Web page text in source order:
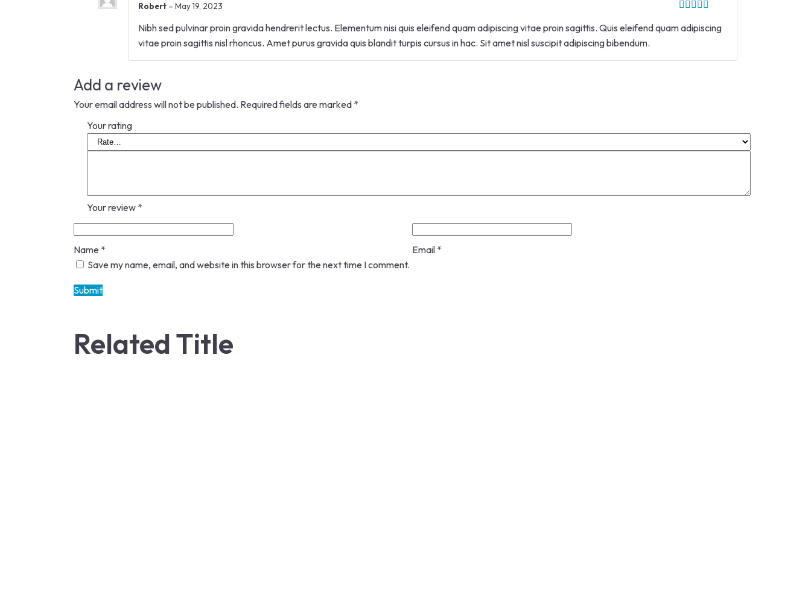
Robert – May 19, 2023
Nibh sed pulvinar proin gravida hendrerit lectus. Elementum nisi quis eleifend quam adipiscing vitae proin sagittis. Quis eleifend quam adipiscing
vitae proin sagittis nisl rhoncus. Amet purus gravida quis blandit turpis cursus in hac. Sit amet nisl suscipit adipiscing bibendum.
Add a review
Your email address will not be published. Required fields are marked *
Your rating
Your review *
Name * Email *
Save my name, email, and website in this browser for the next time I comment.
Related Title